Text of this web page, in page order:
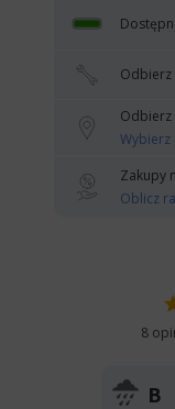
Odbierz
Odbierz
Wybierz
Zakupy
Oblicz
8
B